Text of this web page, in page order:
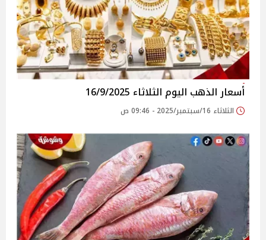
أسعار الذهب اليوم الثلاثاء 16/9/2025
الثلاثاء 16/سبتمبر/2025 - 09:46 ص